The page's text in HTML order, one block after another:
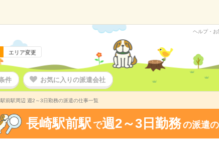
エリア変更
ヘルプ・
件 お気に入りの派遣会社
前駅周辺 週2～3日勤務の派遣の仕事一覧
長崎駅前駅 で週2～3日勤務の派遣